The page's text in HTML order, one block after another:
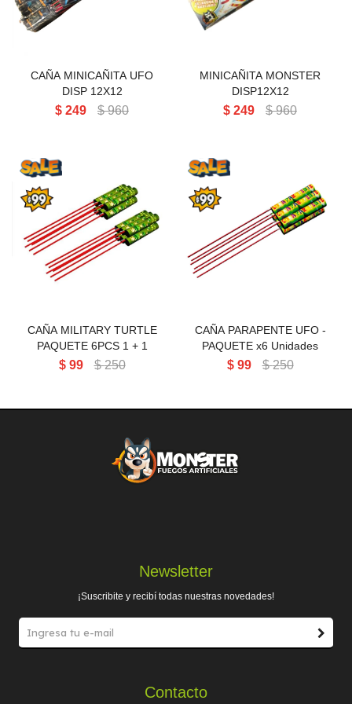
CAÑA MINICAÑITA UFO
DISP 12X12
$ 249 $ 960
MINICAÑITA MONSTER
DISP12X12
$ 249 $ 960
CAÑA MILITARY TURTLE
PAQUETE 6PCS
CAÑA MILITARY TURTLE
PAQUETE 6PCS 1 + 1
$ 99 $ 250
CAÑA PARAPENTE UFO -
PAQUETE x6 Unidades
CAÑA PARAPENTE UFO -
PAQUETE x6 Unidades
$ 99 $ 250
Contacto
Newsletter
¡Suscribite y recibí todas nuestras novedades!
Perlas aéreas
Volcanes chicos 3' 4' 5
Volcanes grandes 13' 15' 17'
Cañas pequeñas
Tortas chicas
Tortas grandes
Tortas gigantes